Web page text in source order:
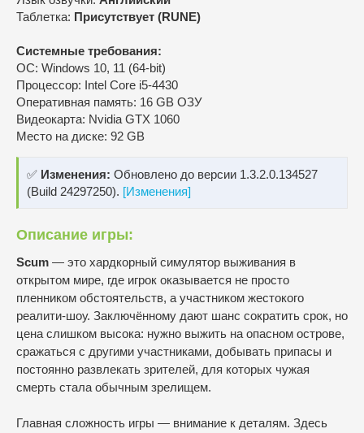
Таблетка: Присутствует (RUNE)
Системные требования:
ОС: Windows 10, 11 (64-bit)
Процессор: Intel Core i5-4430
Оперативная память: 16 GB ОЗУ
Видеокарта: Nvidia GTX 1060
Место на диске: 92 GB
✅ Изменения: Обновлено до версии 1.3.2.0.134527
(Build 24297250). [Изменения]
Описание игры:
Scum — это хардкорный симулятор выживания в
открытом мире, где игрок оказывается не просто
пленником обстоятельств, а участником жестокого
реалити-шоу. Заключённому дают шанс сократить срок, но
цена слишком высока: нужно выжить на опасном острове,
сражаться с другими участниками, добывать припасы и
постоянно развлекать зрителей, для которых чужая
смерть стала обычным зрелищем.
Главная сложность игры — внимание к деталям. Здесь